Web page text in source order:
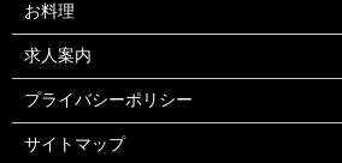
お料理
求人案内
プライバシーポリシー
サイトマップ